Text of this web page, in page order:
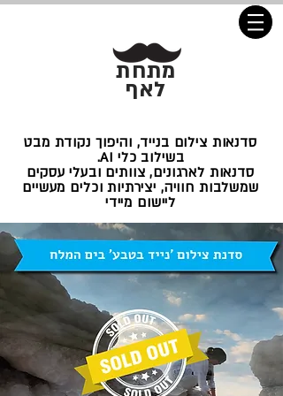
מתחת
לאף
סדנאות צילום בנייד, והיפוך נקודת מבט
בשילוב כלי AI.
סדנאות לארגונים, צוותים ובעלי עסקים
שמשלבות חוויה, יצירתיות וכלים מעשיים
ליישום מיידי